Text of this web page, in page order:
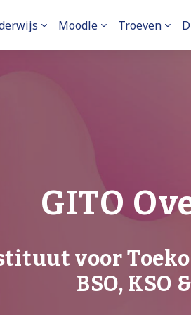
Moodle Troeven
GITO
voor
BSO, KSO